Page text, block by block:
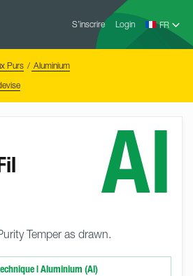
S’inscrire Login
Purs
Aluminium
Al
Temper as drawn.
| Aluminium (Al)